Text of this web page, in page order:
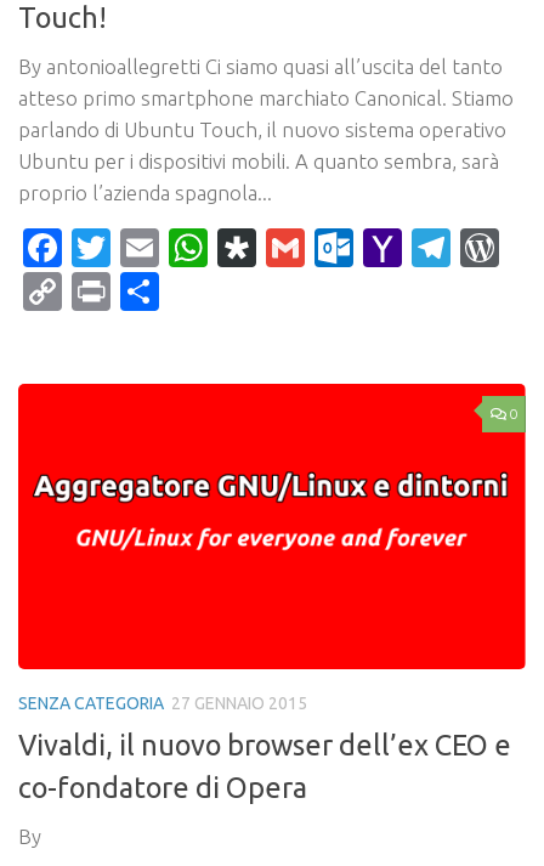
Touch!
By antonioallegretti Ci siamo quasi all’uscita del tanto
atteso primo smartphone marchiato Canonical. Stiamo
parlando di Ubuntu Touch, il nuovo sistema operativo
Ubuntu per i dispositivi mobili. A quanto sembra, sarà
proprio l’azienda spagnola...
Facebook
Twitter
EmailWhatsApp
Diaspora
Gmail Yahoo
CopyPrint
0
SENZA CATEGORIA 27 GENNAIO 2015
Vivaldi, il nuovo browser dell’ex CEO e
co-fondatore di Opera
By